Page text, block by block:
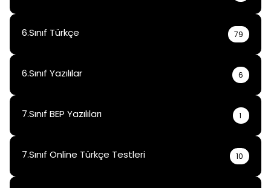
6.Sınıf Türkçe 79
6.Sınıf Yazılılar 6
7.Sınıf BEP Yazılıları 1
7.Sınıf Online Türkçe Testleri 10